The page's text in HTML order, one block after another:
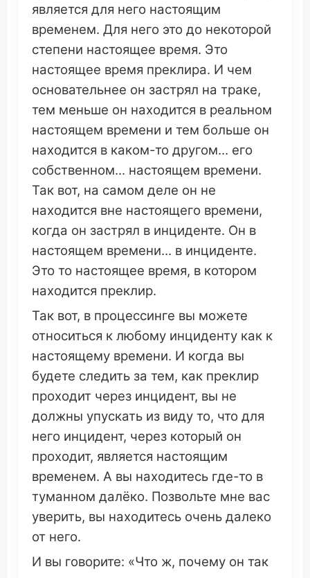
является для него настоящим
временем. Для него это до некоторой
степени настоящее время. Это
настоящее время преклира. И чем
основательнее он застрял на траке,
тем меньше он находится в реальном
настоящем времени и тем больше он
находится в каком-то другом... его
собственном... настоящем времени.
Так вот, на самом деле он не
находится вне настоящего времени,
когда он застрял в инциденте. Он в
настоящем времени... в инциденте.
Это то настоящее время, в котором
находится преклир.
Так вот, в процессинге вы можете
относиться к любому инциденту как к
настоящему времени. И когда вы
будете следить за тем, как преклир
проходит через инцидент, вы не
должны упускать из виду то, что для
него инцидент, через который он
проходит, является настоящим
временем. А вы находитесь где-то в
туманном далёко. Позвольте мне вас
уверить, вы находитесь очень далеко
от него.
И вы говорите: «Что ж, почему он так